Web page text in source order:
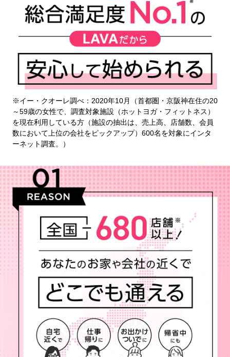
※イー・クオーレ調べ：2020年10月（首都圏・京阪神在住の20
～59歳の女性で、調査対象施設（ホットヨガ・フィットネス）
を現在利用している方（施設の抽出は、売上高、店舗数、会員
数において上位の会社をピックアップ）600名を対象にインタ
ーネット調査。）